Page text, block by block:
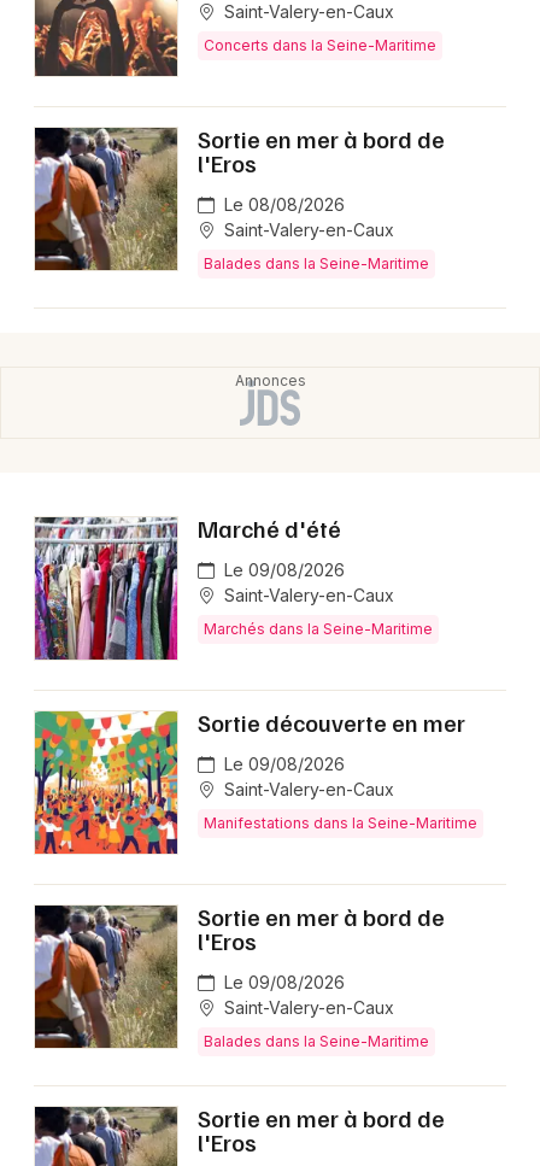
Actus dans la Seine-Maritime
Choisir mes départements
Je m'abonne
Saint-Valery-en-Caux
Concerts dans la Seine-Maritime
Sortie en mer à bord de
l'Eros
Le 08/08/2026
Saint-Valery-en-Caux
Balades dans la Seine-Maritime
Marché d'été
Le 09/08/2026
Saint-Valery-en-Caux
Marchés dans la Seine-Maritime
Sortie découverte en mer
Le 09/08/2026
Saint-Valery-en-Caux
Manifestations dans la Seine-Maritime
Sortie en mer à bord de
l'Eros
Le 09/08/2026
Saint-Valery-en-Caux
Balades dans la Seine-Maritime
Sortie en mer à bord de
l'Eros